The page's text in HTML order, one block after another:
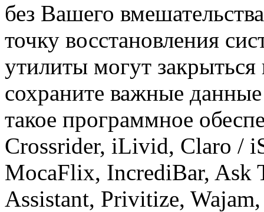
без Вашего
точку восстановления
утилиты могут
сохраните важные
такое программное
Crossrider, iLivid, Claro /
MocaFlix, IncrediBar, Ask
Assistant, Privitize,